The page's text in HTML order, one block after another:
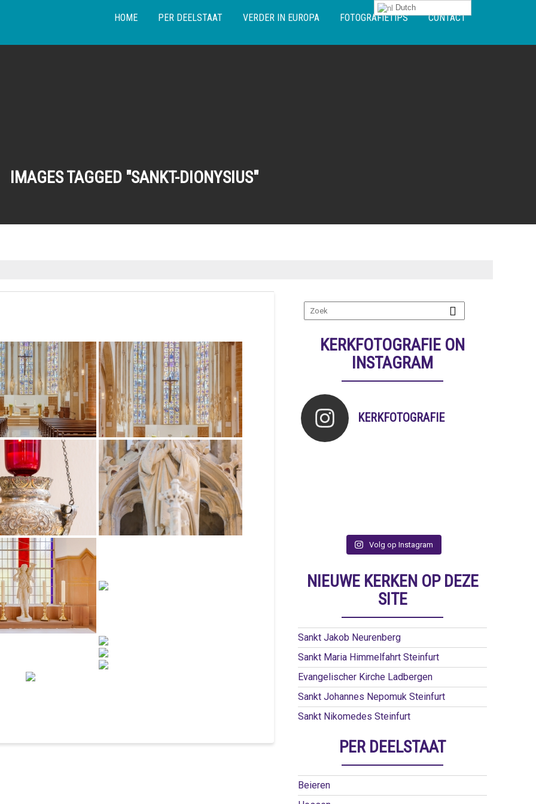
HOME PER DEELSTAAT VERDER IN EUROPA FOTOGRAFIETIPS CONTACT
IMAGES TAGGED "SANKT-DIONYSIUS"
KERKFOTOGRAFIE ON
INSTAGRAM
KERKFOTOGRAFIE
Volg op Instagram
NIEUWE KERKEN OP DEZE
SITE
Sankt Jakob Neurenberg
Sankt Maria Himmelfahrt Steinfurt
Evangelischer Kirche Ladbergen
Sankt Johannes Nepomuk Steinfurt
Sankt Nikomedes Steinfurt
PER DEELSTAAT
Beieren
Dutch